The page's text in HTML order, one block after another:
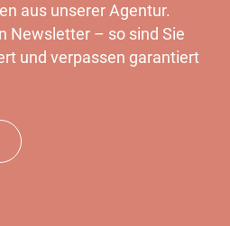
aus unserer Agentur.
Newsletter – so sind Sie
und verpassen garantiert